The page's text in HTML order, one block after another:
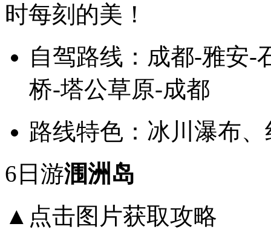
时每刻的美！
自驾路线：成都-雅安-
桥-塔公草原-成都
路线特色：冰川瀑布
6日游涠洲岛
▲点击图片获取攻略